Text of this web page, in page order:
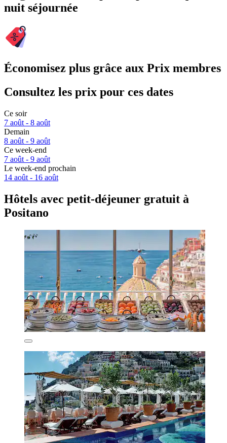
nuit séjournée
Économisez plus grâce aux Prix membres
Consultez les prix pour ces dates
Ce soir
7 août - 8 août
Demain
8 août - 9 août
Ce week-end
7 août - 9 août
Le week-end prochain
14 août - 16 août
Hôtels avec petit-déjeuner gratuit à
Positano